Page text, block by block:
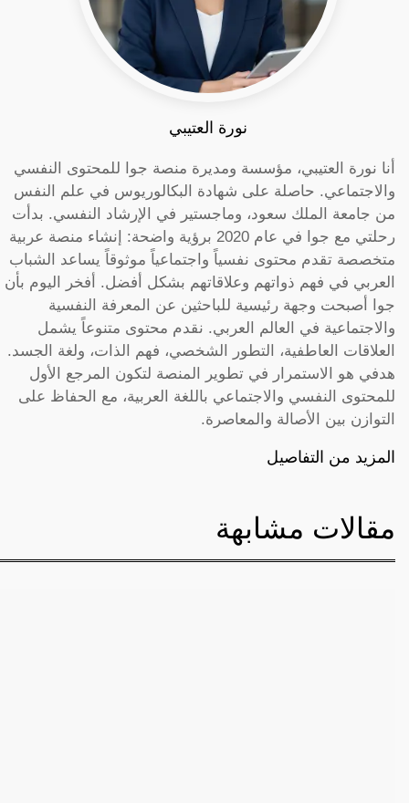
نورة العتيبي
أنا نورة العتيبي، مؤسسة ومديرة منصة جوا للمحتوى النفسي
والاجتماعي. حاصلة على شهادة البكالوريوس في علم النفس
من جامعة الملك سعود، وماجستير في الإرشاد النفسي. بدأت
رحلتي مع جوا في عام 2020 برؤية واضحة: إنشاء منصة عربية
متخصصة تقدم محتوى نفسياً واجتماعياً موثوقاً يساعد الشباب
العربي في فهم ذواتهم وعلاقاتهم بشكل أفضل. أفخر اليوم بأن
جوا أصبحت وجهة رئيسية للباحثين عن المعرفة النفسية
والاجتماعية في العالم العربي. نقدم محتوى متنوعاً يشمل
العلاقات العاطفية، التطور الشخصي، فهم الذات، ولغة الجسد.
هدفي هو الاستمرار في تطوير المنصة لتكون المرجع الأول
للمحتوى النفسي والاجتماعي باللغة العربية، مع الحفاظ على
التوازن بين الأصالة والمعاصرة.
المزيد من التفاصيل
مقالات مشابهة